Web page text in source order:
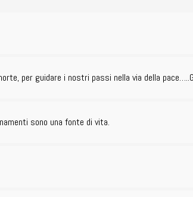
per guidare i nostri passi nella via della
sono una fonte di vita.